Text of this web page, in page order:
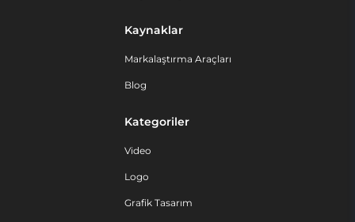
Kaynaklar
Markalaştırma Araçları
Blog
Kategoriler
Video
Logo
Grafik Tasarım